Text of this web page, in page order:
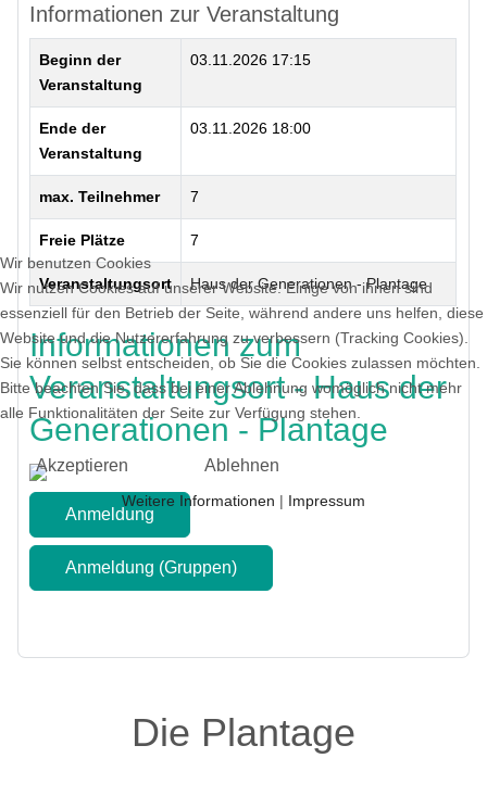
Informationen zur Veranstaltung
Beginn der
Veranstaltung
03.11.2026 17:15
Ende der
Veranstaltung
03.11.2026 18:00
max. Teilnehmer 7
Freie Plätze 7
Veranstaltungsort Haus der Generationen - Plantage
Informationen zum
Veranstaltungsort - Haus der
Generationen - Plantage
Anmeldung
Anmeldung (Gruppen)
Die Plantage
Wir benutzen Cookies
Wir nutzen Cookies auf unserer Website. Einige von ihnen sind
essenziell für den Betrieb der Seite, während andere uns helfen, diese
Website und die Nutzererfahrung zu verbessern (Tracking Cookies).
Sie können selbst entscheiden, ob Sie die Cookies zulassen möchten.
Bitte beachten Sie, dass bei einer Ablehnung womöglich nicht mehr
alle Funktionalitäten der Seite zur Verfügung stehen.
Akzeptieren Ablehnen
Weitere Informationen | Impressum